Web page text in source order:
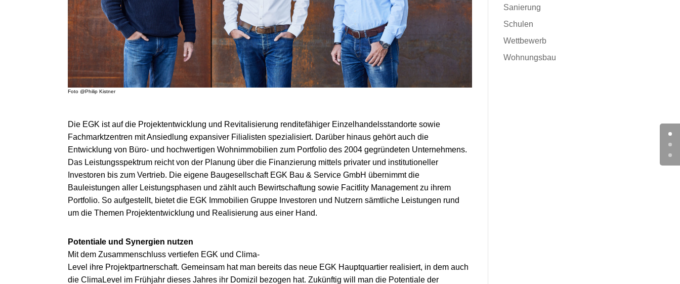
Foto @Philip Kistner
Die EGK ist auf die Projektentwicklung und Revitalisierung renditefähiger Einzelhandelsstandorte sowie
Fachmarktzentren mit Ansiedlung expansiver Filialisten spezialisiert. Darüber hinaus gehört auch die
Entwicklung von Büro- und hochwertigen Wohnimmobilien zum Portfolio des 2004 gegründeten Unternehmens.
Das Leistungsspektrum reicht von der Planung über die Finanzierung mittels privater und institutioneller
Investoren bis zum Vertrieb. Die eigene Baugesellschaft EGK Bau & Service GmbH übernimmt die
Bauleistungen aller Leistungsphasen und zählt auch Bewirtschaftung sowie Facitlity Management zu ihrem
Portfolio. So aufgestellt, bietet die EGK Immobilien Gruppe Investoren und Nutzern sämtliche Leistungen rund
um die Themen Projektentwicklung und Realisierung aus einer Hand.
Potentiale und Synergien nutzen
Mit dem Zusammenschluss vertiefen EGK und Clima-
Level ihre Projektpartnerschaft. Gemeinsam hat man bereits das neue EGK Hauptquartier realisiert, in dem auch
die ClimaLevel im Frühjahr dieses Jahres ihr Domizil bezogen hat. Zukünftig will man die Potentiale der
Sanierung
Schulen
Wettbewerb
Wohnungsbau